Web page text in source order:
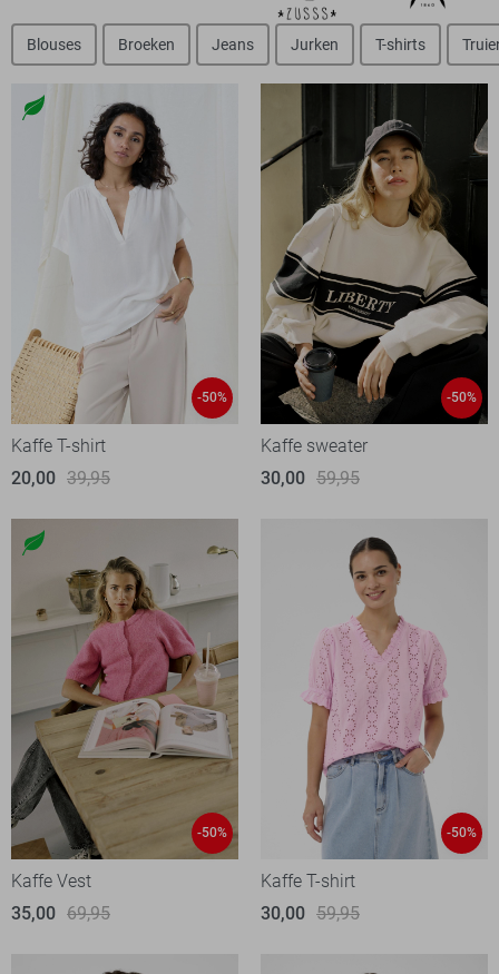
Blouses Broeken Jeans Jurken T-shirts
-50%
Kaffe T-shirt
20,00 39,95
-50%
Kaffe sweater
30,00 59,95
-50%
Kaffe Vest
35,00 69,95
-50%
Kaffe T-shirt
30,00 59,95